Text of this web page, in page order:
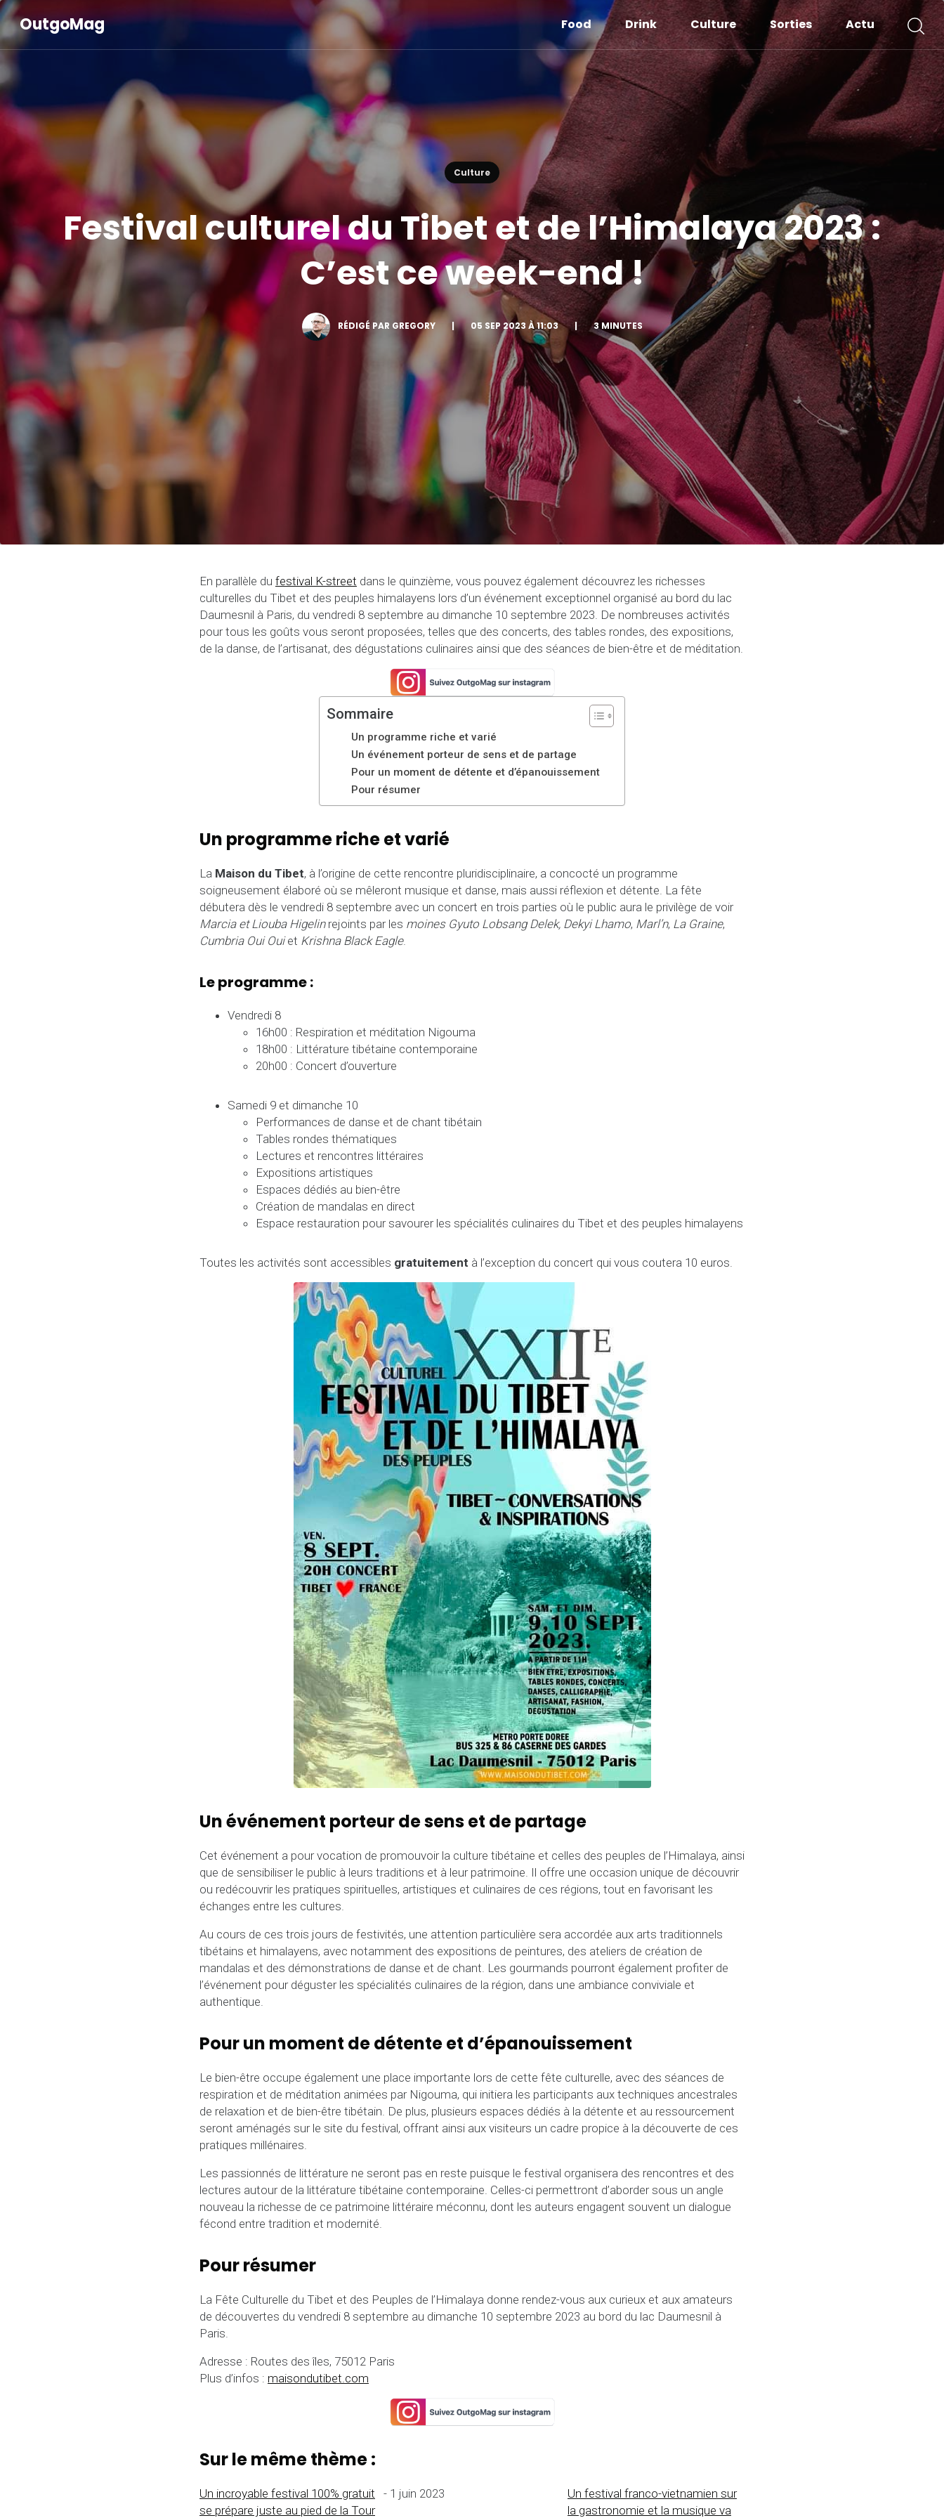
OutgoMag Food Drink Culture Sorties Actu
Culture
Festival culturel du Tibet et de l’Himalaya 2023 :
C’est ce week-end !
RÉDIGÉ PAR GREGORY | 05 SEP 2023 À 11:03 | 3 MINUTES
En parallèle du festival K-street dans le quinzième, vous pouvez également découvrez les richesses
culturelles du Tibet et des peuples himalayens lors d’un événement exceptionnel organisé au bord du lac
Daumesnil à Paris, du vendredi 8 septembre au dimanche 10 septembre 2023. De nombreuses activités
pour tous les goûts vous seront proposées, telles que des concerts, des tables rondes, des expositions,
de la danse, de l’artisanat, des dégustations culinaires ainsi que des séances de bien-être et de méditation.
Sommaire
Un programme riche et varié
Un événement porteur de sens et de partage
Pour un moment de détente et d’épanouissement
Pour résumer
Un programme riche et varié
La Maison du Tibet, à l’origine de cette rencontre pluridisciplinaire, a concocté un programme
soigneusement élaboré où se mêleront musique et danse, mais aussi réflexion et détente. La fête
débutera dès le vendredi 8 septembre avec un concert en trois parties où le public aura le privilège de voir
Marcia et Liouba Higelinrejoints par les moines Gyuto Lobsang Delek, Dekyi Lhamo, Marl’n, La Graine,
Cumbria Oui Ouiet Krishna Black Eagle.
Le programme :
Vendredi 8
16h00 : Respiration et méditation Nigouma
18h00 : Littérature tibétaine contemporaine
20h00 : Concert d’ouverture
Samedi 9 et dimanche 10
Performances de danse et de chant tibétain
Tables rondes thématiques
Lectures et rencontres littéraires
Expositions artistiques
Espaces dédiés au bien-être
Création de mandalas en direct
Espace restauration pour savourer les spécialités culinaires du Tibet et des peuples himalayens
Toutes les activités sont accessibles gratuitement à l’exception du concert qui vous coutera 10 euros.
Un événement porteur de sens et de partage
Cet événement a pour vocation de promouvoir la culture tibétaine et celles des peuples de l’Himalaya, ainsi
que de sensibiliser le public à leurs traditions et à leur patrimoine. Il offre une occasion unique de découvrir
ou redécouvrir les pratiques spirituelles, artistiques et culinaires de ces régions, tout en favorisant les
échanges entre les cultures.
Au cours de ces trois jours de festivités, une attention particulière sera accordée aux arts traditionnels
tibétains et himalayens, avec notamment des expositions de peintures, des ateliers de création de
mandalas et des démonstrations de danse et de chant. Les gourmands pourront également profiter de
l’événement pour déguster les spécialités culinaires de la région, dans une ambiance conviviale et
authentique.
Pour un moment de détente et d’épanouissement
Le bien-être occupe également une place importante lors de cette fête culturelle, avec des séances de
respiration et de méditation animées par Nigouma, qui initiera les participants aux techniques ancestrales
de relaxation et de bien-être tibétain. De plus, plusieurs espaces dédiés à la détente et au ressourcement
seront aménagés sur le site du festival, offrant ainsi aux visiteurs un cadre propice à la découverte de ces
pratiques millénaires.
Les passionnés de littérature ne seront pas en reste puisque le festival organisera des rencontres et des
lectures autour de la littérature tibétaine contemporaine. Celles-ci permettront d’aborder sous un angle
nouveau la richesse de ce patrimoine littéraire méconnu, dont les auteurs engagent souvent un dialogue
fécond entre tradition et modernité.
Pour résumer
La Fête Culturelle du Tibet et des Peuples de l’Himalaya donne rendez-vous aux curieux et aux amateurs
de découvertes du vendredi 8 septembre au dimanche 10 septembre 2023 au bord du lac Daumesnil à
Paris.
Adresse : Routes des îles, 75012 Paris
Plus d’infos : maisondutibet.com
Sur le même thème :
Un incroyable festival 100% gratuit
se prépare juste au pied de la Tour
- 1 juin 2023
Un festival franco-vietnamien sur
la gastronomie et la musique va